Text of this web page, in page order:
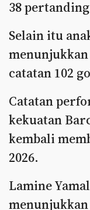
38
Selain itu
catatan 102
Catatan
kekuatan
kembali
2026.
Lamine